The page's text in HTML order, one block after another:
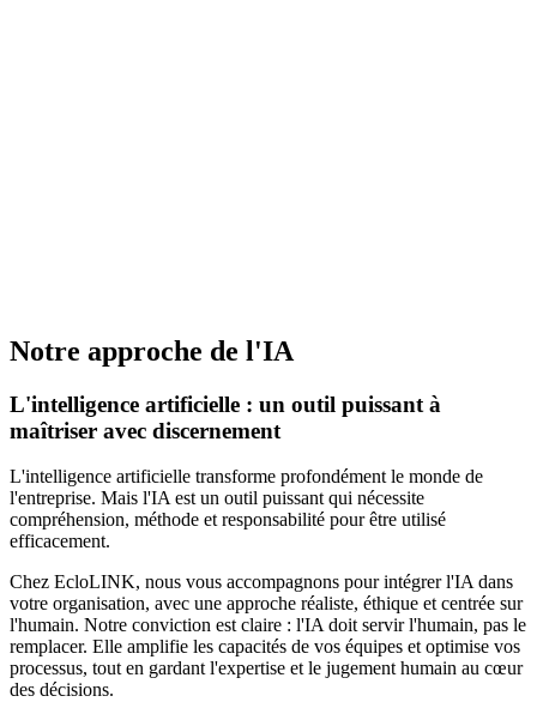
Notre approche de l'IA
L'intelligence artificielle : un outil puissant à
maîtriser avec discernement
L'intelligence artificielle transforme profondément le monde de
l'entreprise. Mais l'IA est un outil puissant qui nécessite
compréhension, méthode et responsabilité pour être utilisé
efficacement.
Chez EcloLINK, nous vous accompagnons pour intégrer l'IA dans
votre organisation, avec une approche réaliste, éthique et centrée sur
l'humain. Notre conviction est claire : l'IA doit servir l'humain, pas le
remplacer. Elle amplifie les capacités de vos équipes et optimise vos
processus, tout en gardant l'expertise et le jugement humain au cœur
des décisions.